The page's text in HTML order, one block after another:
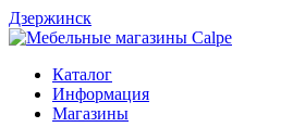
Дзержинск
Каталог
Информация
Магазины